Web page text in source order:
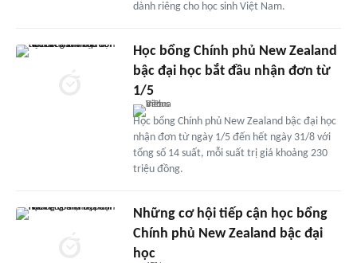
dành riêng cho học sinh Việt Nam.
Học bổng Chính phủ New Zealand
bậc đại học bắt đầu nhận đơn từ
1/5
Học bổng Chính phủ New Zealand bậc đại học
nhận đơn từ ngày 1/5 đến hết ngày 31/8 với
tổng số 14 suất, mỗi suất trị giá khoảng 230
triệu đồng.
Những cơ hội tiếp cận học bổng
Chính phủ New Zealand bậc đại
học